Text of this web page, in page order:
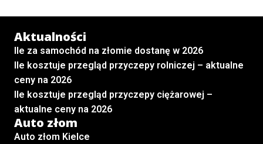
Aktualności
Ile za samochód na złomie dostanę w 2026
Ile kosztuje przegląd przyczepy rolniczej – aktualne
ceny na 2026
Ile kosztuje przegląd przyczepy ciężarowej –
aktualne ceny na 2026
Auto złom
Auto złom Kielce